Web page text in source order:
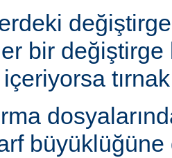
bir
tırnak
büyüklüğüne